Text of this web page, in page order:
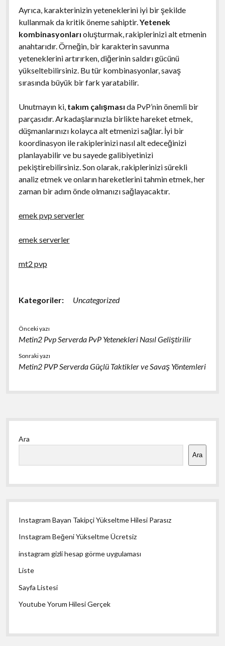
Ayrıca, karakterinizin yeteneklerini iyi bir şekilde
kullanmak da kritik öneme sahiptir.Yetenek
kombinasyonları oluşturmak, rakiplerinizi alt etmenin
anahtarıdır. Örneğin, bir karakterin savunma
yeteneklerini artırırken, diğerinin saldırı gücünü
yükseltebilirsiniz. Bu tür kombinasyonlar, savaş
sırasında büyük bir fark yaratabilir.
Unutmayın ki, takım çalışması da PvP’nin önemli bir
parçasıdır. Arkadaşlarınızla birlikte hareket etmek,
düşmanlarınızı kolayca alt etmenizi sağlar. İyi bir
koordinasyon ile rakiplerinizi nasıl alt edeceğinizi
planlayabilir ve bu sayede galibiyetinizi
pekiştirebilirsiniz. Son olarak, rakiplerinizi sürekli
analiz etmek ve onların hareketlerini tahmin etmek, her
zaman bir adım önde olmanızı sağlayacaktır.
emek pvp serverler
emek serverler
mt2 pvp
Kategoriler: Uncategorized
Önceki yazı
Metin2 Pvp Serverda PvP Yetenekleri Nasıl Geliştirilir
Sonraki yazı
Metin2 PVP Serverda Güçlü Taktikler ve Savaş Yöntemleri
Yan
Menü
Ara
Ara
Instagram Bayan Takipçi Yükseltme Hilesi Parasız
Instagram Beğeni Yükseltme Ücretsiz
instagram gizli hesap görme uygulaması
Liste
Sayfa Listesi
Youtube Yorum Hilesi Gerçek